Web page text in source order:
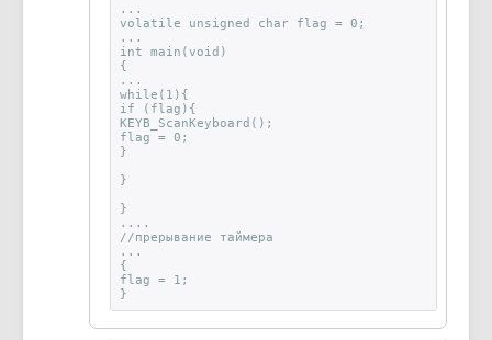
...
volatile unsigned char flag = 0;
...
int main(void)
{
...
while(1){
if (flag){
KEYB_ScanKeyboard();
flag = 0;
}
}
}
....
//прерывание таймера
...
{
flag = 1;
}